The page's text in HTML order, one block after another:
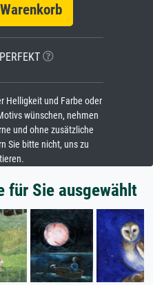
PERFEKT
Helligkeit und Farbe oder
wünschen, nehmen
und ohne zusätzliche
Sie bitte nicht, uns zu
für Sie ausgewählt